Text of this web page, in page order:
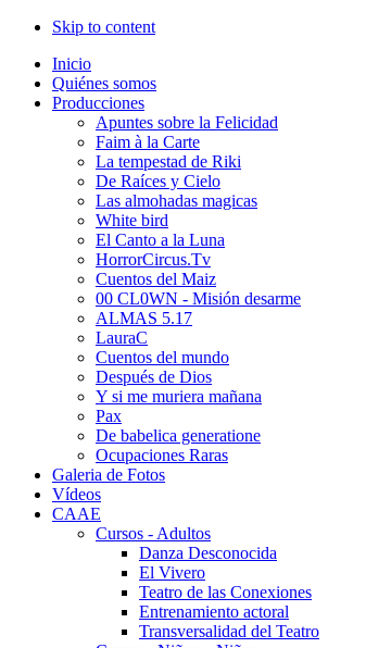
Skip to content
Inicio
Quiénes somos
Producciones
Apuntes sobre la Felicidad
Faim à la Carte
La tempestad de Riki
De Raíces y Cielo
Las almohadas magicas
White bird
El Canto a la Luna
HorrorCircus.Tv
Cuentos del Maiz
00 CL0WN - Misión desarme
ALMAS 5.17
LauraC
Cuentos del mundo
Después de Dios
Y si me muriera mañana
Pax
De babelica generatione
Ocupaciones Raras
Galeria de Fotos
Vídeos
CAAE
Cursos - Adultos
Danza Desconocida
El Vivero
Teatro de las Conexiones
Entrenamiento actoral
Transversalidad del Teatro